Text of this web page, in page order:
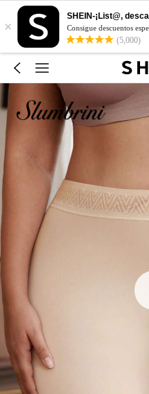
×
SHEIN-¡List@,
Consigue descuentos
(5,000)